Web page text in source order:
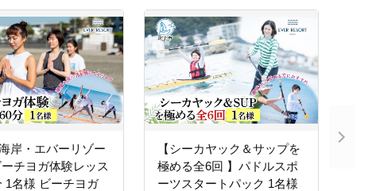
海岸・エバーリゾー
ーチヨガ体験レッス
【シーカヤック＆サップを
極める全6回 】パドルスポ
ーツスタートパック 1名様